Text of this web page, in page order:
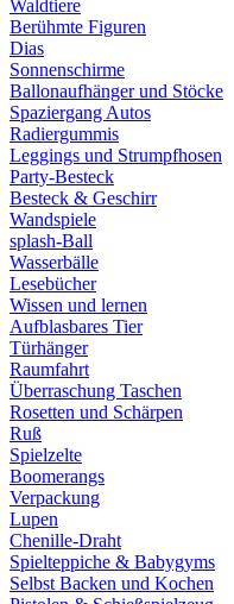
Waldtiere
Berühmte Figuren
Dias
Sonnenschirme
Ballonaufhänger und Stöcke
Spaziergang Autos
Radiergummis
Leggings und Strumpfhosen
Party-Besteck
Besteck & Geschirr
Wandspiele
splash-Ball
Wasserbälle
Lesebücher
Wissen und lernen
Aufblasbares Tier
Türhänger
Raumfahrt
Überraschung Taschen
Rosetten und Schärpen
Ruß
Spielzelte
Boomerangs
Verpackung
Lupen
Chenille-Draht
Spielteppiche & Babygyms
Selbst Backen und Kochen